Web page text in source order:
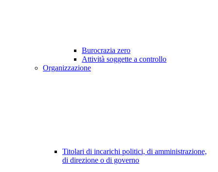
Burocrazia zero
Attività soggette a controllo
Organizzazione
Titolari di incarichi politici, di amministrazione,
di direzione o di governo